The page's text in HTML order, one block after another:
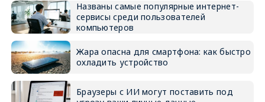
Названы самые популярные интернет-
сервисы среди пользователей
компьютеров
Жара опасна для смартфона: как быстро
охладить устройство
Браузеры с ИИ могут поставить под